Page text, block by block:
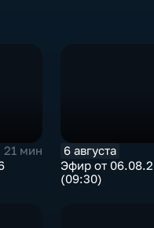
21 мин
6 августа
Эфир от
(09:30)